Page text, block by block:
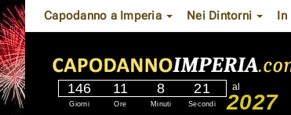
Capodanno a Imperia Nei Dintorni In
146
Giorni
11
Ore
8
Minuti
21
Secondi
al
2027